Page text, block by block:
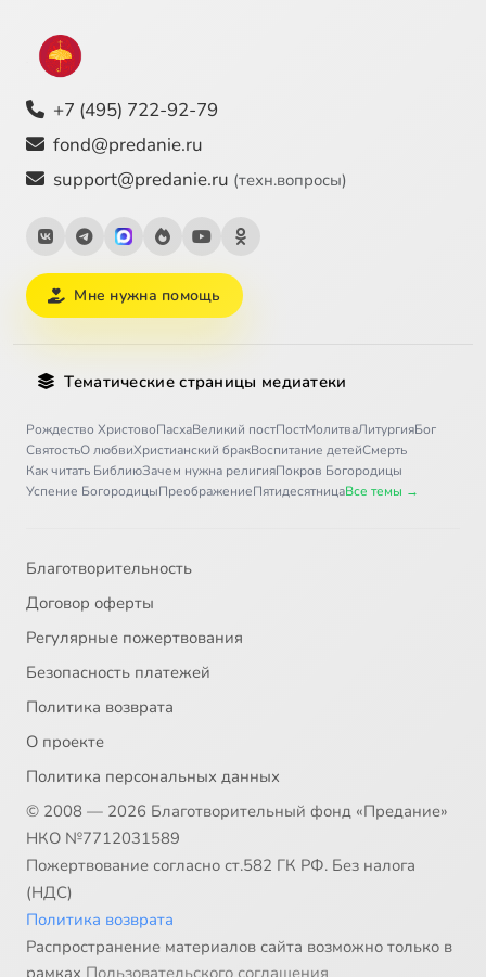
+7 (495) 722-92-79
fond@predanie.ru
support@predanie.ru (техн.вопросы)
Мне нужна помощь
Тематические страницы медиатеки
Рождество ХристовоПасхаВеликий постПостМолитваЛитургияБог
СвятостьО любвиХристианский бракВоспитание детейСмерть
Как читать БиблиюЗачем нужна религияПокров Богородицы
Успение БогородицыПреображениеПятидесятницаВсе темы →
Благотворительность
Договор оферты
Регулярные пожертвования
Безопасность платежей
Политика возврата
О проекте
Политика персональных данных
© 2008 — 2026 Благотворительный фонд «Предание»
НКО №7712031589
Пожертвование согласно ст.582 ГК РФ. Без налога
(НДС)
Политика возврата
Распространение материалов сайта возможно только в